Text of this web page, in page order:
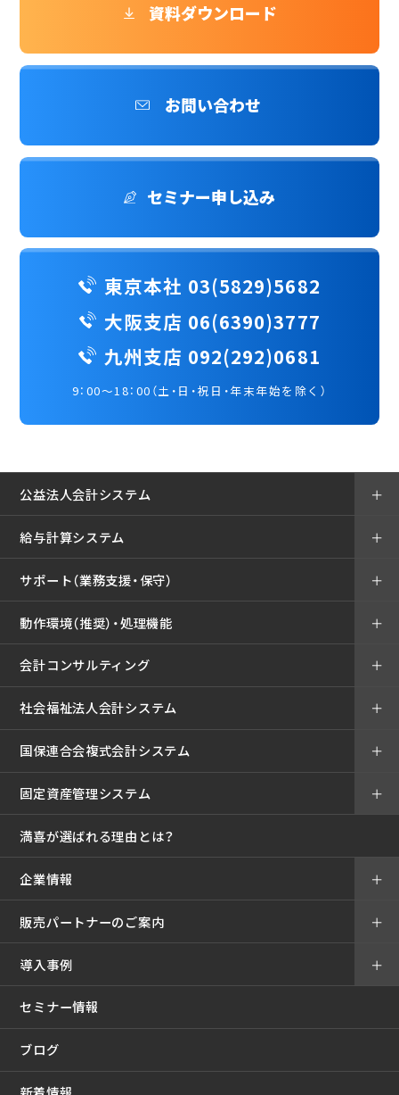
資料ダウンロード
お問い合わせ
セミナー申し込み
東京本社 03(5829)5682
大阪支店 06(6390)3777
九州支店 092(292)0681
9：00～18：00（土・日・祝日・年末年始を除く）
公益法人会計システム ＋
給与計算システム ＋
サポート（業務支援・保守） ＋
動作環境（推奨）・処理機能 ＋
会計コンサルティング ＋
社会福祉法人会計システム ＋
国保連合会複式会計システム ＋
固定資産管理システム ＋
満喜が選ばれる理由とは？
企業情報 ＋
販売パートナーのご案内 ＋
導入事例
セミナー情報
＋
ブログ